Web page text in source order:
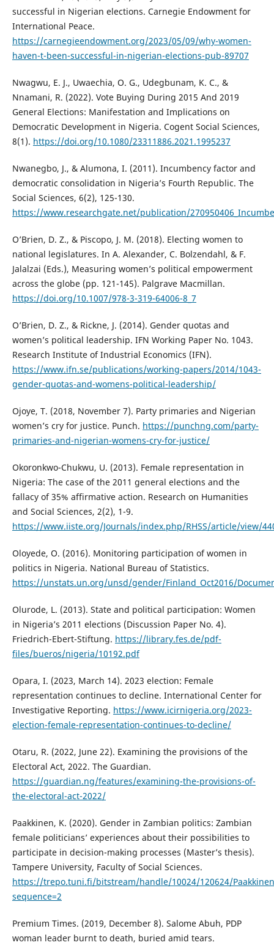
successful in Nigerian elections. Carnegie Endowment for
International Peace.
https://carnegieendowment.org/2023/05/09/why-women-
haven-t-been-successful-in-nigerian-elections-pub-89707
Nwagwu, E. J., Uwaechia, O. G., Udegbunam, K. C., &
Nnamani, R. (2022). Vote Buying During 2015 And 2019
General Elections: Manifestation and Implications on
Democratic Development in Nigeria. Cogent Social Sciences,
8(1). https://doi.org/10.1080/23311886.2021.1995237
Nwanegbo, J., & Alumona, I. (2011). Incumbency factor and
democratic consolidation in Nigeria’s Fourth Republic. The
Social Sciences, 6(2), 125-130.
https://www.researchgate.net/publication/
O’Brien, D. Z., & Piscopo, J. M. (2018). Electing women to
national legislatures. In A. Alexander, C. Bolzendahl, & F.
Jalalzai (Eds.), Measuring women’s political empowerment
across the globe (pp. 121-145). Palgrave Macmillan.
https://doi.org/10.1007/978-3-319-64006-8_7
O’Brien, D. Z., & Rickne, J. (2014). Gender quotas and
women’s political leadership. IFN Working Paper No. 1043.
Research Institute of Industrial Economics (IFN).
https://www.ifn.se/publications/working-papers/2014/1043-
gender-quotas-and-womens-political-leadership/
Ojoye, T. (2018, November 7). Party primaries and Nigerian
women’s cry for justice. Punch. https://punchng.com/party-
primaries-and-nigerian-womens-cry-for-justice/
Okoronkwo-Chukwu, U. (2013). Female representation in
Nigeria: The case of the 2011 general elections and the
fallacy of 35% affirmative action. Research on Humanities
and Social Sciences, 2(2), 1-9.
https://www.iiste.org/Journals/index.php/RHSS/article/view/
Oloyede, O. (2016). Monitoring participation of women in
politics in Nigeria. National Bureau of Statistics.
https://unstats.un.org/unsd/gender/Finland_Oct2016/
Olurode, L. (2013). State and political participation: Women
in Nigeria’s 2011 elections (Discussion Paper No. 4).
Friedrich-Ebert-Stiftung. https://library.fes.de/pdf-
files/bueros/nigeria/10192.pdf
Opara, I. (2023, March 14). 2023 election: Female
representation continues to decline. International Center for
Investigative Reporting. https://www.icirnigeria.org/2023-
election-female-representation-continues-to-decline/
Otaru, R. (2022, June 22). Examining the provisions of the
Electoral Act, 2022. The Guardian.
https://guardian.ng/features/examining-the-provisions-of-
the-electoral-act-2022/
Paakkinen, K. (2020). Gender in Zambian politics: Zambian
female politicians’ experiences about their possibilities to
participate in decision-making processes (Master’s thesis).
Tampere University, Faculty of Social Sciences.
https://trepo.tuni.fi/bitstream/handle/10024/120624/
sequence=2
Premium Times. (2019, December 8). Salome Abuh, PDP
woman leader burnt to death, buried amid tears.